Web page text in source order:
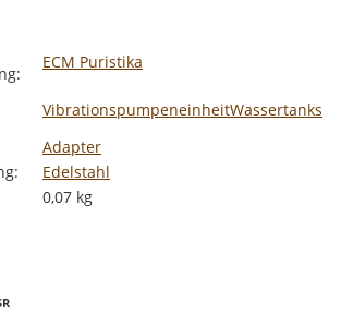
ECM Puristika
VibrationspumpeneinheitWassertanks
Adapter
Edelstahl
0,07 kg